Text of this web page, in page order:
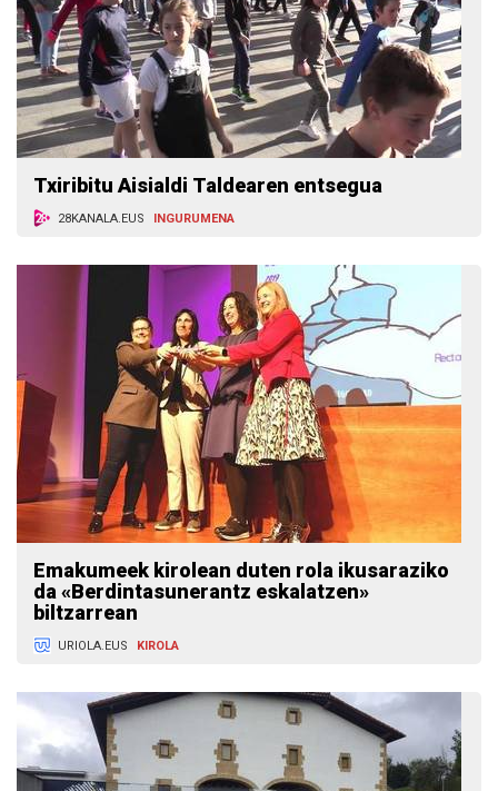
Txiribitu Aisialdi Taldearen entsegua
28KANALA.EUS INGURUMENA
Emakumeek kirolean duten rola ikusaraziko
da «Berdintasunerantz eskalatzen»
biltzarrean
URIOLA.EUS KIROLA